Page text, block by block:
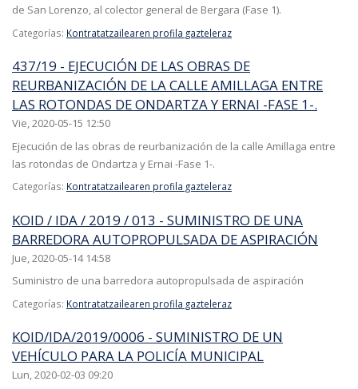
de San Lorenzo, al colector general de Bergara (Fase 1).
Categorías: Kontratatzailearen profila gazteleraz
437/19 - EJECUCIÓN DE LAS OBRAS DE
REURBANIZACIÓN DE LA CALLE AMILLAGA ENTRE
LAS ROTONDAS DE ONDARTZA Y ERNAI -FASE 1-.
Vie, 2020-05-15 12:50
Ejecución de las obras de reurbanización de la calle Amillaga entre
las rotondas de Ondartza y Ernai -Fase 1-.
Categorías: Kontratatzailearen profila gazteleraz
KOID / IDA / 2019 / 013 - SUMINISTRO DE UNA
BARREDORA AUTOPROPULSADA DE ASPIRACIÓN
Jue, 2020-05-14 14:58
Suministro de una barredora autopropulsada de aspiración
Categorías: Kontratatzailearen profila gazteleraz
KOID/IDA/2019/0006 - SUMINISTRO DE UN
VEHÍCULO PARA LA POLICÍA MUNICIPAL
Lun, 2020-02-03 09:20